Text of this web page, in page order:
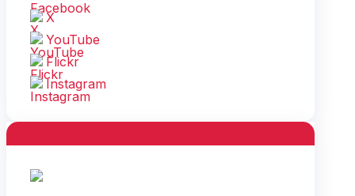
X
YouTube
Flickr
Instagram